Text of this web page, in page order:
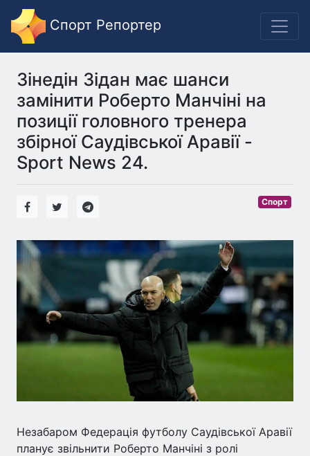
Спорт Репортер
Зінедін Зідан має шанси
замінити Роберто Манчіні на
позиції головного тренера
збірної Саудівської Аравії -
Sport News 24.
Спорт
Незабаром Федерація футболу Саудівської Аравії
планує звільнити Роберто Манчіні з ролі